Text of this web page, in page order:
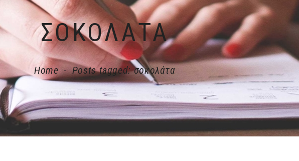
ΣΟΚΟΛΆΤΑ
Home - Posts tagged: σοκολάτα